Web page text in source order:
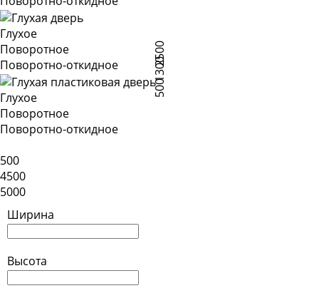
2500
1300
500
Глухое
Поворотное
Поворотно-откидное
Глухое
Поворотное
Поворотно-откидное
500
4500
5000
Ширина
Высота